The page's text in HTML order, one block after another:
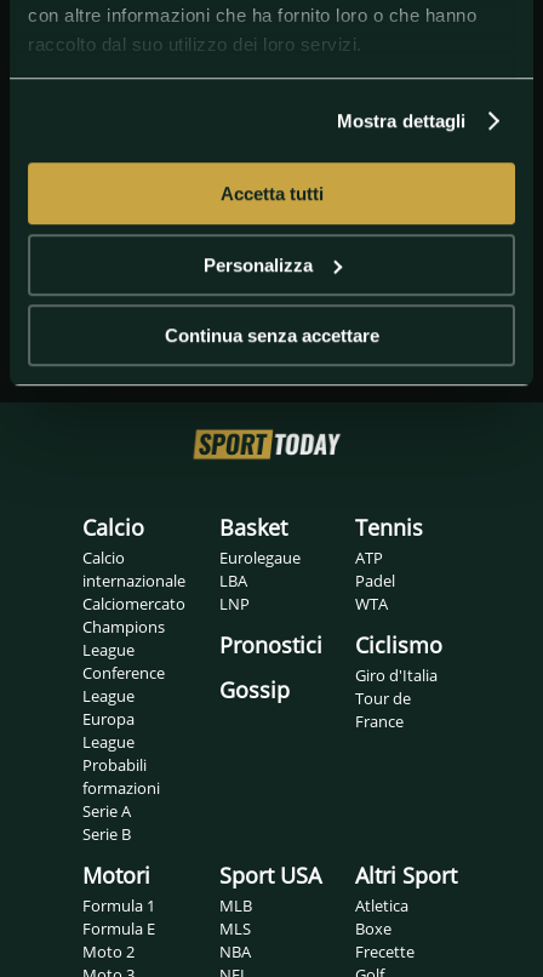
con altre informazioni che ha fornito loro o che hanno
raccolto dal suo utilizzo dei loro servizi.
Mostra dettagli
Accetta tutti
Personalizza
Continua senza accettare
GETTY IMAGES Venezia
Calcio
Calcio
internazionale
Calciomercato
Champions
League
Conference
League
Europa
League
Probabili
formazioni
Serie A
Serie B
Basket
Eurolegaue
LBA
LNP
Pronostici
Gossip
Tennis
ATP
Padel
WTA
Ciclismo
Giro d'Italia
Tour de
France
Motori
Formula 1
Formula E
Moto 2
Sport USA
MLB
MLS
NBA
Altri Sport
Atletica
Boxe
Frecette